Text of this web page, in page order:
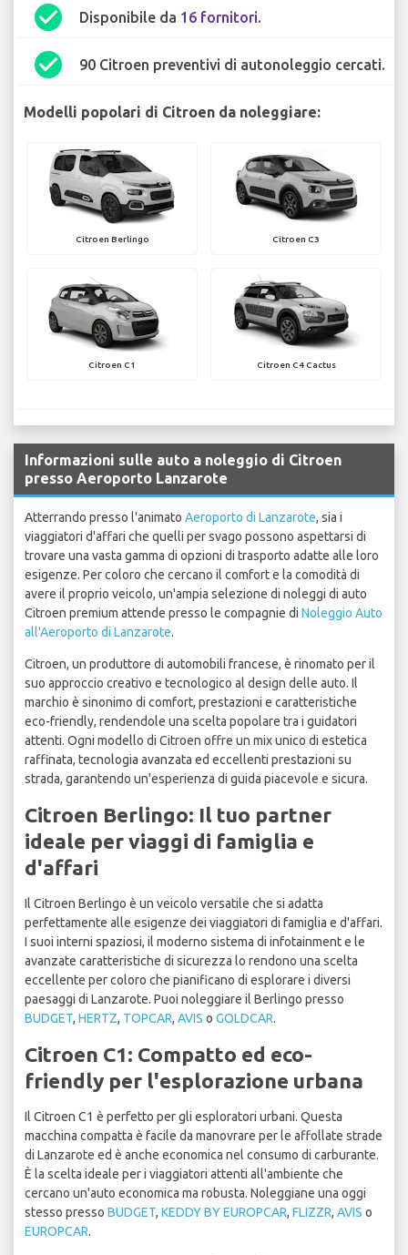
check_circle Disponibile da 16 fornitori.
check_circle 90 Citroen preventivi di autonoleggio cercati.
Modelli popolari di Citroen da noleggiare:
Citroen Berlingo Citroen C3
Citroen C1 Citroen C4 Cactus
Informazioni sulle auto a noleggio di Citroen
presso Aeroporto Lanzarote
Atterrando presso l'animato Aeroporto di Lanzarote, sia i
viaggiatori d'affari che quelli per svago possono aspettarsi di
trovare una vasta gamma di opzioni di trasporto adatte alle loro
esigenze. Per coloro che cercano il comfort e la comodità di
avere il proprio veicolo, un'ampia selezione di noleggi di auto
Citroen premium attende presso le compagnie di Noleggio Auto
all'Aeroporto di Lanzarote.
Citroen, un produttore di automobili francese, è rinomato per il
suo approccio creativo e tecnologico al design delle auto. Il
marchio è sinonimo di comfort, prestazioni e caratteristiche
eco-friendly, rendendole una scelta popolare tra i guidatori
attenti. Ogni modello di Citroen offre un mix unico di estetica
raffinata, tecnologia avanzata ed eccellenti prestazioni su
strada, garantendo un'esperienza di guida piacevole e sicura.
Citroen Berlingo: Il tuo partner
ideale per viaggi di famiglia e
d'affari
Il Citroen Berlingo è un veicolo versatile che si adatta
perfettamente alle esigenze dei viaggiatori di famiglia e d'affari.
I suoi interni spaziosi, il moderno sistema di infotainment e le
avanzate caratteristiche di sicurezza lo rendono una scelta
eccellente per coloro che pianificano di esplorare i diversi
paesaggi di Lanzarote. Puoi noleggiare il Berlingo presso
BUDGET, HERTZ, TOPCAR, AVIS o GOLDCAR.
Citroen C1: Compatto ed eco-
friendly per l'esplorazione urbana
Il Citroen C1 è perfetto per gli esploratori urbani. Questa
macchina compatta è facile da manovrare per le affollate strade
di Lanzarote ed è anche economica nel consumo di carburante.
È la scelta ideale per i viaggiatori attenti all'ambiente che
cercano un'auto economica ma robusta. Noleggiane una oggi
stesso presso BUDGET, KEDDY BY EUROPCAR, FLIZZR, AVIS o
EUROPCAR.